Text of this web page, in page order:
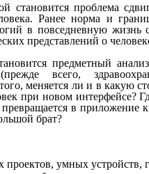
становится проблема
Ранее норма и
в повседневную жизнь
представлений о
предметный
(прежде всего,
меняется ли и в какую
при новом интерфейсе?
в приложение
брат?
проектов, умных